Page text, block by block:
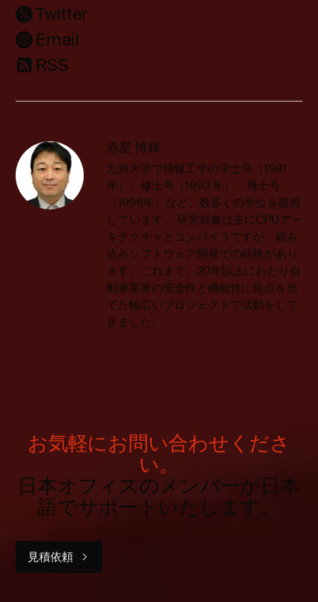
Twitter
Email
RSS
赤星 博輝
九州大学で情報工学の学士号（1991
年）、修士号（1993 年）、博士号
（1996年）など、数多くの学位を取得
しています。 研究対象は主にCPUアー
キテクチャとコンパイラですが、組み
込みソフトウェア開発での経験があり
ます。これまで、20年以上にわたり自
動車業界の安全性と機能性に焦点を当
てた幅広いプロジェクトで活動をして
きました。
お気軽にお問い合わせくださ
い。
日本オフィスのメンバーが日本
語でサポートいたします。
見積依頼